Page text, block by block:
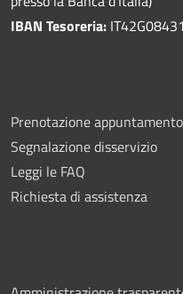
IBAN Tesoreria:
Prenotazione appuntamento
Segnalazione disservizio
Leggi le FAQ
Richiesta di assistenza